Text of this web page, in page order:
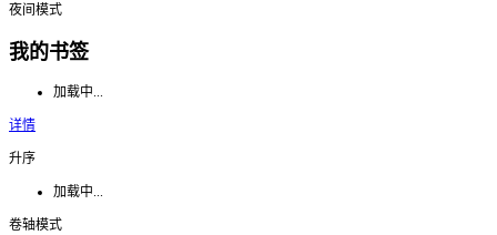
夜间模式
我的书签
加载中...
详情
升序
加载中...
卷轴模式